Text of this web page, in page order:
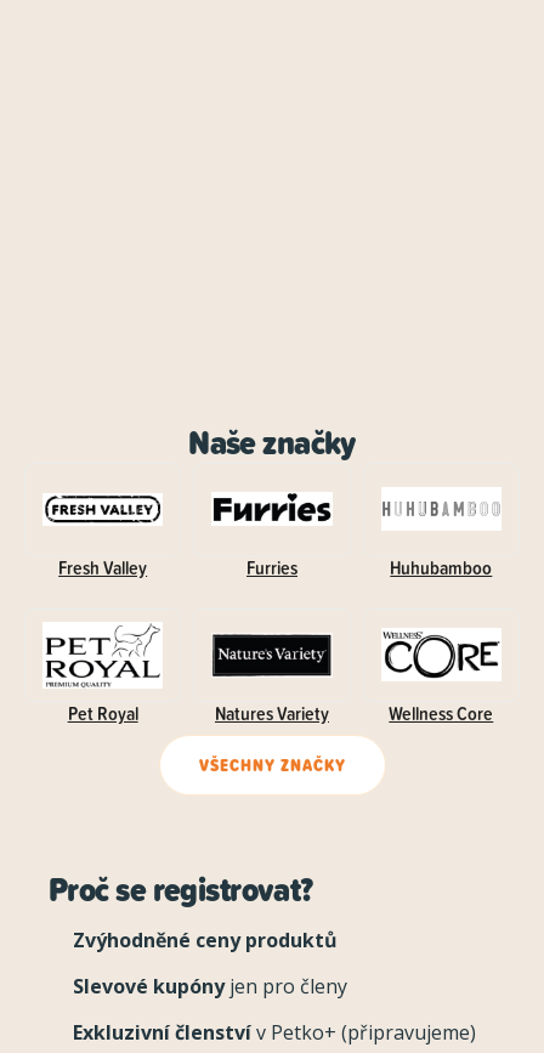
Naše značky
Fresh Valley Furries Huhubamboo
Pet Royal Natures Variety Wellness Core
VŠECHNY ZNAČKY
Proč se registrovat?
Zvýhodněné ceny produktů
Slevové kupónyjen pro členy
Exkluzivní členstvív Petko+ (připravujeme)